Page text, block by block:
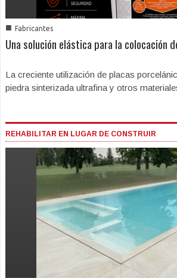
■ Fabricantes
Una solución elástica para la colocación
La creciente utilización de placas
piedra sinterizada ultrafina y otros
REHABILITAR EN LUGAR DE CONSTRUIR